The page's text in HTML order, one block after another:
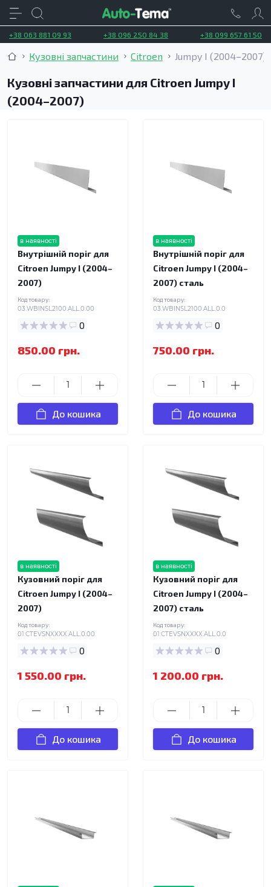
+38 063 881 09 93 +38 096 250 84 38 +38 099 657 61 50
Кузовні запчастини Citroen Jumpy I (2004–2007)
Кузовні запчастини для Citroen Jumpy I
(2004–2007)
в наявності
Внутрішній поріг для
Citroen Jumpy I (2004–
2007)
Код товару:
03.WBINSL2100.ALL.0.00
0
850.00 грн.
До кошика
в наявності
Внутрішній поріг для
Citroen Jumpy I (2004–
2007) сталь
Код товару:
03.WBINSL2100.ALL.0.0
0
750.00 грн.
До кошика
в наявності
Кузовний поріг для
Citroen Jumpy I (2004–
2007)
Код товару:
01.CTEVSNXXXX.ALL.0.00
0
1 550.00 грн.
До кошика
в наявності
Кузовний поріг для
Citroen Jumpy I (2004–
2007) сталь
Код товару:
01.CTEVSNXXXX.ALL.0.0
0
1 200.00 грн.
До кошика